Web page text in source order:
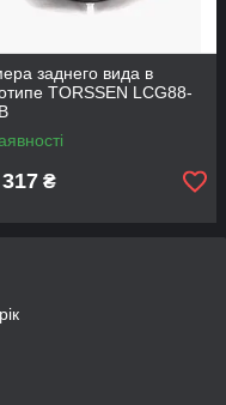
заднего вида в
TORSSEN LCG88-
₴